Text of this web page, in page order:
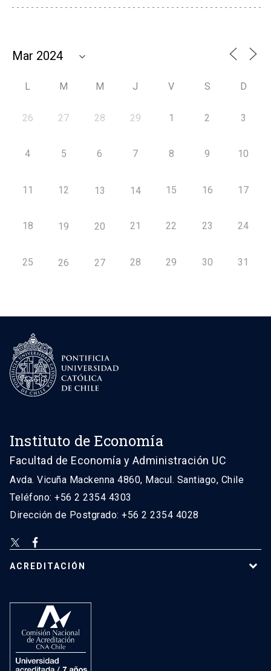
L M M J V S D
26 27 28 29 1 2 3
4 5 6 7 8 9 10
11 12 13 14 15 16 17
18 19 20 21 22 23 24
25 26 27 28 29 30 31
Instituto de Economía
Facultad de Economía y Administración UC
Avda. Vicuña Mackenna 4860, Macul. Santiago, Chile
Teléfono: +56 2 2354 4303
Dirección de Postgrado: +56 2 2354 4028
ACREDITACIÓN